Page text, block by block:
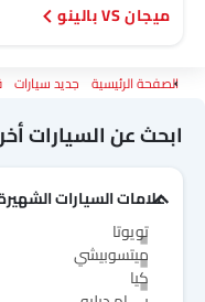
ميجان VS بالينو
الصفحة الرئيسية جديد سيارات
ابحث عن السيارات
علامات السيارات
تويوتا
ميتسوبيشي
كيا